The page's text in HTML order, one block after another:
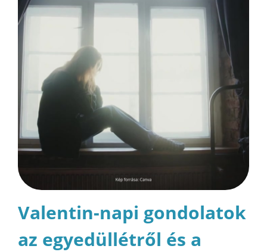
Valentin-napi gondolatok
az egyedüllétről és a